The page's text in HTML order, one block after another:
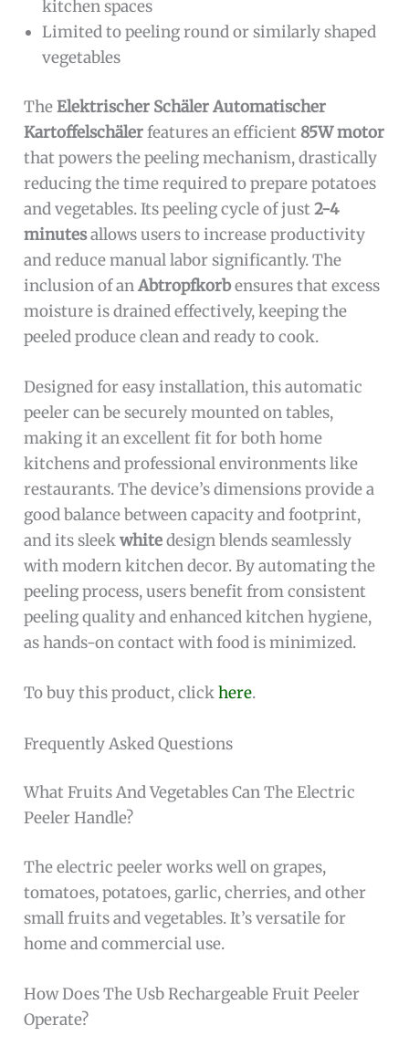
kitchen spaces
Limited to peeling round or similarly shaped
vegetables
TheElektrischer Schäler Automatischer
Kartoffelschälerfeatures an efficient 85W motor
that powers the peeling mechanism, drastically
reducing the time required to prepare potatoes
and vegetables. Its peeling cycle of just2-4
minutesallows users to increase productivity
and reduce manual labor significantly. The
inclusion of anAbtropfkorbensures that excess
moisture is drained effectively, keeping the
peeled produce clean and ready to cook.
Designed for easy installation, this automatic
peeler can be securely mounted on tables,
making it an excellent fit for both home
kitchens and professional environments like
restaurants. The device’s dimensions provide a
good balance between capacity and footprint,
and its sleekwhitedesign blends seamlessly
with modern kitchen decor. By automating the
peeling process, users benefit from consistent
peeling quality and enhanced kitchen hygiene,
as hands-on contact with food is minimized.
To buy this product, clickhere.
Frequently Asked Questions
What Fruits And Vegetables Can The Electric
Peeler Handle?
The electric peeler works well on grapes,
tomatoes, potatoes, garlic, cherries, and other
small fruits and vegetables. It’s versatile for
home and commercial use.
How Does The Usb Rechargeable Fruit Peeler
Operate?